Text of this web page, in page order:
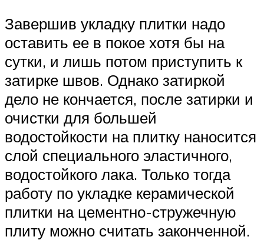
Завершив укладку плитки надо
оставить ее в покое хотя бы на
сутки, и лишь потом приступить к
затирке швов. Однако затиркой
дело не кончается, после затирки и
очистки для большей
водостойкости на плитку наносится
слой специального эластичного,
водостойкого лака. Только тогда
работу по укладке керамической
плитки на цементно-стружечную
плиту можно считать законченной.